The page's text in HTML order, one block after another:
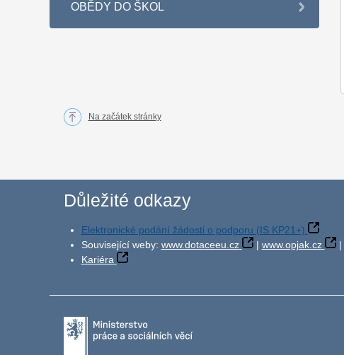
OBĚDY DO ŠKOL
Na začátek stránky
Důležité odkazy
Elektronické podání žádosti o podporu (IS KP21+)
Související weby: www.dotaceeu.cz | www.opjak.cz |
Kariéra